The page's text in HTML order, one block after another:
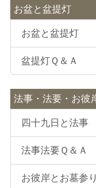
お盆と盆提灯
お盆と盆提灯
盆提灯Ｑ＆Ａ
法事・法要・お彼
四十九日と法事
法事法要Ｑ＆Ａ
お彼岸とお墓参り